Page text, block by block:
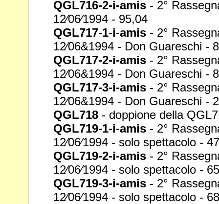
QGL716-2-i-amis - 2°
12⁄06⁄1994 - 95,04
QGL717-1-i-amis - 2°
12⁄06&1994 - Don Guareschi -
QGL717-2-i-amis - 2°
12⁄06&1994 - Don Guareschi -
QGL717-3-i-amis - 2°
12⁄06&1994 - Don Guareschi -
QGL718 - doppione della
QGL719-1-i-amis - 2°
12⁄06⁄1994 - solo spettacolo -
QGL719-2-i-amis - 2°
12⁄06⁄1994 - solo spettacolo -
QGL719-3-i-amis - 2°
12⁄06⁄1994 - solo spettacolo -